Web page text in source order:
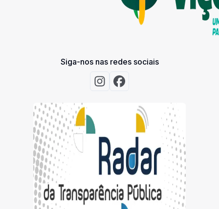
Siga-nos nas redes sociais
Acessar Instagram
Acessar Facebook